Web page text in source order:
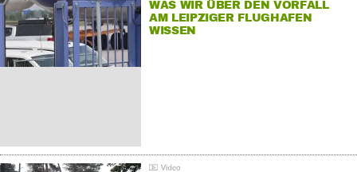
WAS WIR ÜBER DEN VORFALL
AM LEIPZIGER FLUGHAFEN
WISSEN